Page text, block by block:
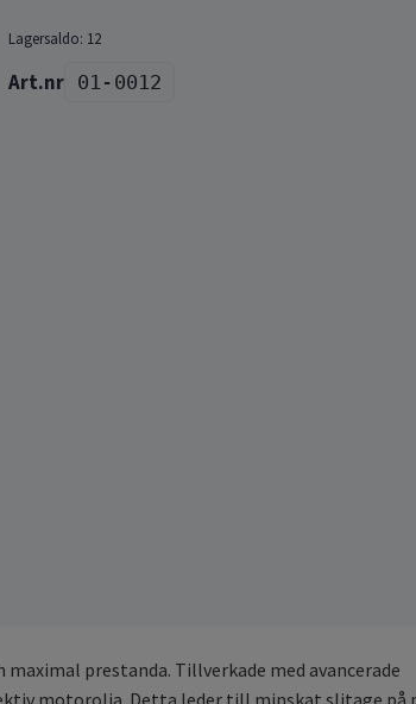
Lagersaldo: 12
01-0012
prestanda. Tillverkade med avancerade